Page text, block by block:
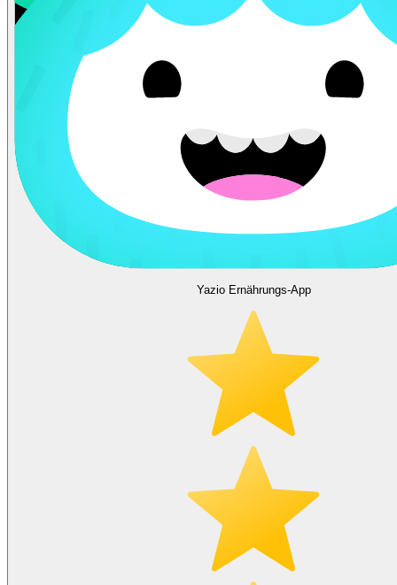
Yazio Ernährungs-App